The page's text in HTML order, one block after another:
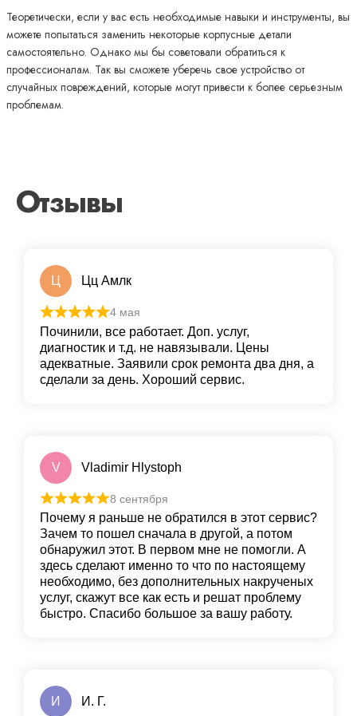
Теоретически, если у вас есть необходимые навыки и инструменты, вы
можете попытаться заменить некоторые корпусные детали
самостоятельно. Однако мы бы советовали обратиться к
профессионалам. Так вы сможете уберечь свое устройство от
случайных повреждений, которые могут привести к более серьезным
проблемам.
Отзывы
Ц Цц Амлк
4 мая
Починили, все работает. Доп. услуг,
диагностик и т.д. не навязывали. Цены
адекватные. Заявили срок ремонта два дня, а
сделали за день. Хороший сервис.
V Vladimir Hlystoph
8 сентября
Почему я раньше не обратился в этот сервис?
Зачем то пошел сначала в другой, а потом
обнаружил этот. В первом мне не помогли. А
здесь сделают именно то что по настоящему
необходимо, без дополнительных накрученых
услуг, скажут все как есть и решат проблему
быстро. Спасибо большое за вашу работу.
И И. Г.